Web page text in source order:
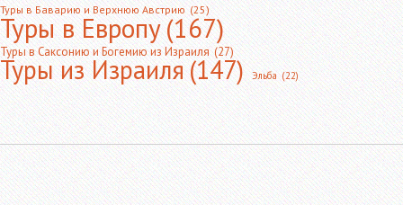
Туры в Баварию и Верхнюю Австрию (25)
Туры в Европу(167)
Туры в Саксонию и Богемию из Израиля (27)
Туры из Израиля(147) Эльба (22)